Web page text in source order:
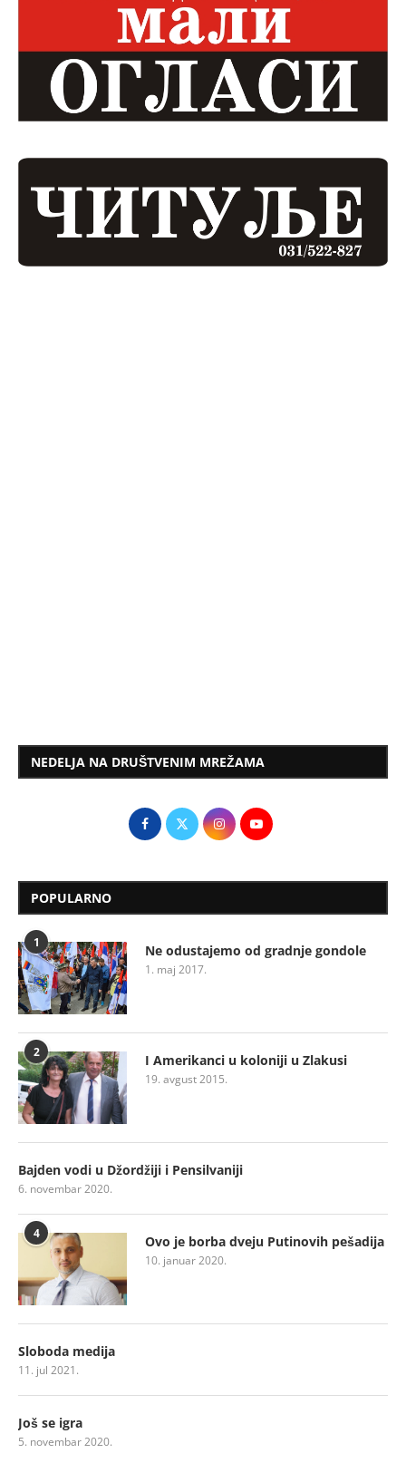
NEDELJA NA DRUŠTVENIM MREŽAMA
POPULARNO
1 Ne odustajemo od gradnje gondole
1. maj 2017.
2 I Amerikanci u koloniji u Zlakusi
19. avgust 2015.
Bajden vodi u Džordžiji i Pensilvaniji
6. novembar 2020.
4 Ovo je borba dveju Putinovih pešadija
10. januar 2020.
Sloboda medija
11. jul 2021.
Još se igra
5. novembar 2020.